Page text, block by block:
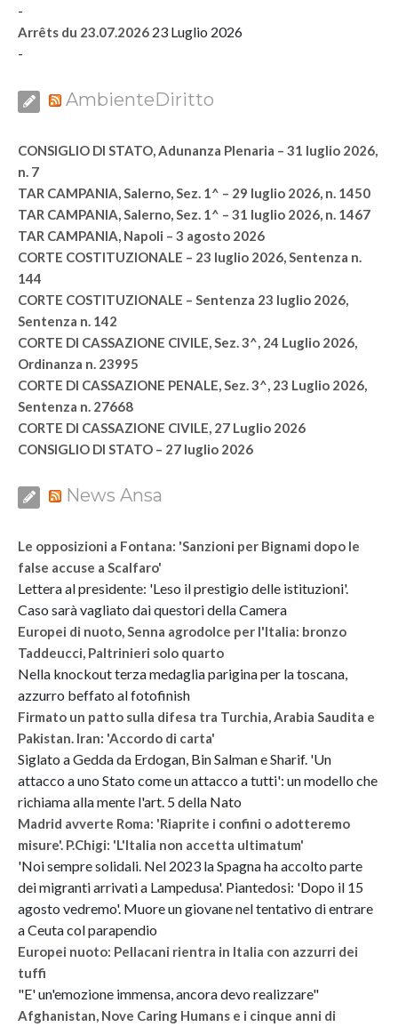
-
Arrêts du 23.07.2026 23 Luglio 2026
-
AmbienteDiritto
CONSIGLIO DI STATO, Adunanza Plenaria – 31 luglio 2026,
n. 7
TAR CAMPANIA, Salerno, Sez. 1^ – 29 luglio 2026, n. 1450
TAR CAMPANIA, Salerno, Sez. 1^ – 31 luglio 2026, n. 1467
TAR CAMPANIA, Napoli – 3 agosto 2026
CORTE COSTITUZIONALE – 23 luglio 2026, Sentenza n.
144
CORTE COSTITUZIONALE – Sentenza 23 luglio 2026,
Sentenza n. 142
CORTE DI CASSAZIONE CIVILE, Sez. 3^, 24 Luglio 2026,
Ordinanza n. 23995
CORTE DI CASSAZIONE PENALE, Sez. 3^, 23 Luglio 2026,
Sentenza n. 27668
CORTE DI CASSAZIONE CIVILE, 27 Luglio 2026
CONSIGLIO DI STATO – 27 luglio 2026
News Ansa
Le opposizioni a Fontana: 'Sanzioni per Bignami dopo le
false accuse a Scalfaro'
Lettera al presidente: 'Leso il prestigio delle istituzioni'.
Caso sarà vagliato dai questori della Camera
Europei di nuoto, Senna agrodolce per l'Italia: bronzo
Taddeucci, Paltrinieri solo quarto
Nella knockout terza medaglia parigina per la toscana,
azzurro beffato al fotofinish
Firmato un patto sulla difesa tra Turchia, Arabia Saudita e
Pakistan. Iran: 'Accordo di carta'
Siglato a Gedda da Erdogan, Bin Salman e Sharif. 'Un
attacco a uno Stato come un attacco a tutti': un modello che
richiama alla mente l'art. 5 della Nato
Madrid avverte Roma: 'Riaprite i confini o adotteremo
misure'. P.Chigi: 'L'Italia non accetta ultimatum'
'Noi sempre solidali. Nel 2023 la Spagna ha accolto parte
dei migranti arrivati a Lampedusa'. Piantedosi: 'Dopo il 15
agosto vedremo'. Muore un giovane nel tentativo di entrare
a Ceuta col parapendio
Europei nuoto: Pellacani rientra in Italia con azzurri dei
tuffi
"E' un'emozione immensa, ancora devo realizzare"
Afghanistan, Nove Caring Humans e i cinque anni di